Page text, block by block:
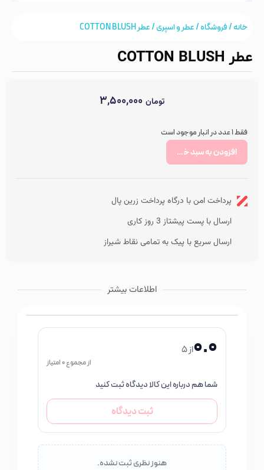
خانه/فروشگاه/عطر و اسپری/ عطر COTTON BLUSH
عطر COTTON BLUSH
تومان
فقط 1 عدد در انبار موجود است
افزودن به سبد خرید
پرداخت امن با درگاه پرداخت زرین پال
ارسال با پست پیشتاز 3 روز کاری
ارسال سریع با پیک به تمامی نقاط شیراز
اطلاعات بیشتر
0.0از 5
از مجموع 0 امتیاز
شما هم درباره این کالا دیدگاه ثبت کنید
ثبت دیدگاه
هنوز نظری ثبت نشده.